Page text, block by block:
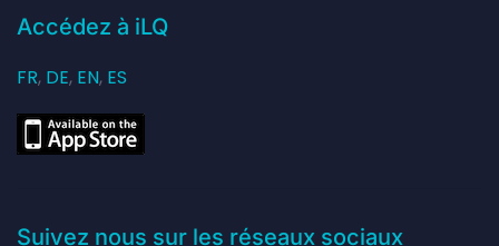
Accédez à iLQ
FR, DE, EN, ES
Suivez nous sur les réseaux sociaux